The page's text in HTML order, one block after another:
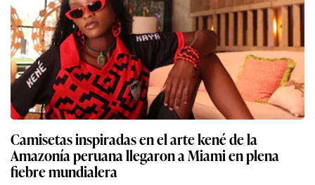
Camisetas inspiradas en el arte kené de la
Amazonía peruana llegaron a Miami en plena
fiebre mundialera